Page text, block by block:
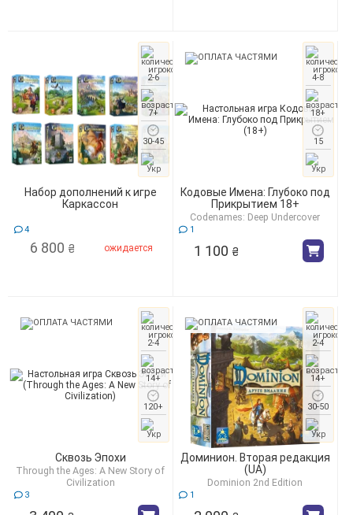
Набор дополнений к игре
Каркассон
2-6
7+
30-45
4
6 800 ₴ ожидается
Кодовые Имена: Глубоко под
Прикрытием 18+
Codenames: Deep Undercover
4-8
18+
15
1
1 100 ₴
Сквозь Эпохи
Through the Ages: A New Story of
Civilization
2-4
14+
120+
3
Доминион. Вторая редакция
(UA)
Dominion 2nd Edition
2-4
14+
30-50
1